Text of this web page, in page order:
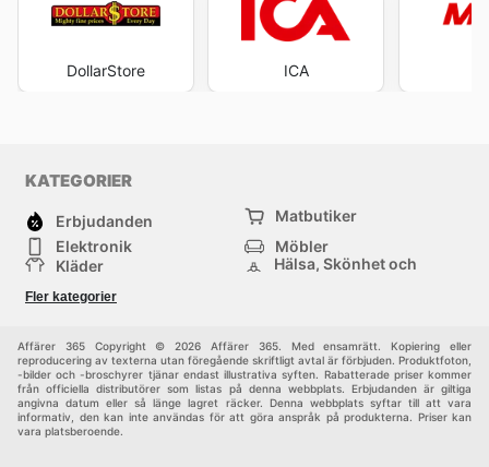
DollarStore ICA
KATEGORIER
Erbjudanden
Matbutiker
Elektronik
Möbler
Kläder
Hälsa, Skönhet och
Bygg & Trädgård
Fler kategorier
Affärer 365 Copyright © 2026 Affärer 365. Med ensamrätt. Kopiering eller
reproducering av texterna utan föregående skriftligt avtal är förbjuden. Produktfoton,
-bilder och -broschyrer tjänar endast illustrativa syften. Rabatterade priser kommer
från officiella distributörer som listas på denna webbplats. Erbjudanden är giltiga
angivna datum eller så länge lagret räcker. Denna webbplats syftar till att vara
informativ, den kan inte användas för att göra anspråk på produkterna. Priser kan
vara platsberoende.